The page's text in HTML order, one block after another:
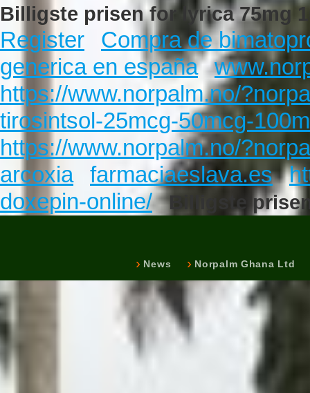
Billigste prisen for lyrica 75mg
Register
Compra de
generica en españa
https://www.norpalm.no/
tirosintsol-25mcg-50mcg-
https://www.norpalm.no/
arcoxia
farmaciaeslava.es
doxepin-online/
Billigste
News Norpalm Ghana Ltd